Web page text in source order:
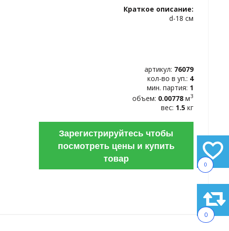
0
0
Краткое описание:
d-18 см
артикул: 76079
кол-во в уп.: 4
мин. партия: 1
объем: 0.00778 м3
вес: 1.5 кг
Зарегистрируйтесь чтобы
посмотреть цены и купить
товар